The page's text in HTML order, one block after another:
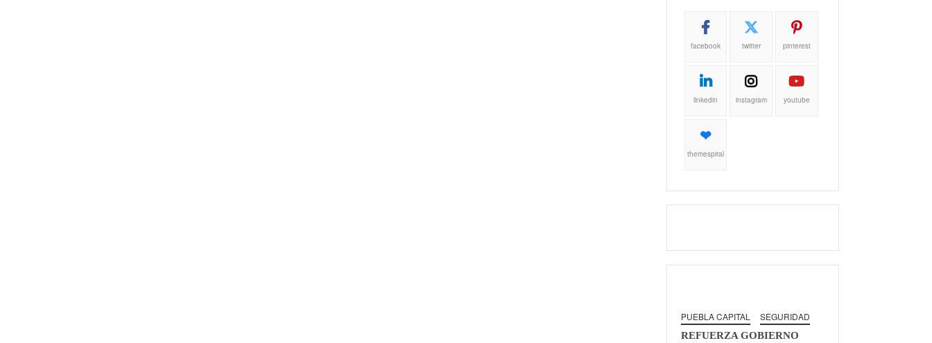
facebook twitter pinterest
linkedin instagram youtube
themespiral
PUEBLA CAPITAL SEGURIDAD
REFUERZA GOBIERNO